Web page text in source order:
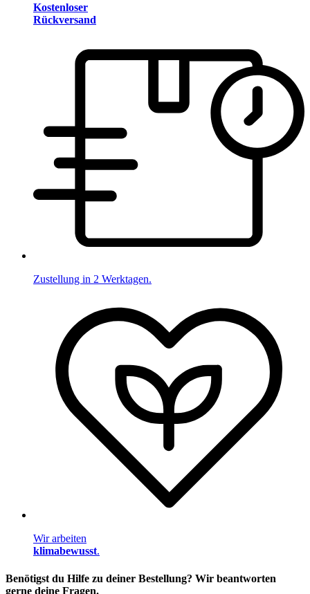
Kostenloser
Rückversand
Zustellung in 2 Werktagen.
Wir arbeiten
klimabewusst.
Benötigst du Hilfe zu deiner Bestellung? Wir beantworten
gerne deine Fragen.